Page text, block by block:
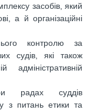
засобів, який
а й організаційні
контролю за
судів, які також
адміністративній
радах суддів
з питань етики та